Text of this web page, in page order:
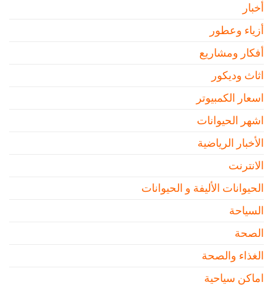
أخبار
أزياء وعطور
أفكار ومشاريع
اثاث وديكور
اسعار الكمبيوتر
اشهر الحيوانات
الأخبار الرياضية
الانترنت
الحيوانات الأليفة و الحيوانات
السياحة
الصحة
الغذاء والصحة
اماكن سياحية